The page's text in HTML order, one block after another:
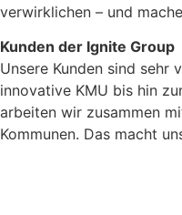
verwirklichen – und
Kunden der Ignite Group
Unsere Kunden sind sehr
innovative KMU bis hin
arbeiten wir zusammen
Kommunen. Das macht